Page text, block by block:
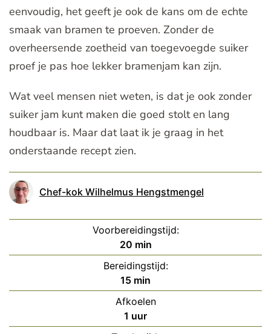
eenvoudig, het geeft je ook de kans om de echte
smaak van bramen te proeven. Zonder de
overheersende zoetheid van toegevoegde suiker
proef je pas hoe lekker bramenjam kan zijn.
Wat veel mensen niet weten, is dat je ook zonder
suiker jam kunt maken die goed stolt en lang
houdbaar is. Maar dat laat ik je graag in het
onderstaande recept zien.
Chef-kok Wilhelmus Hengstmengel
Voorbereidingstijd:
20minuten
min
Bereidingstijd:
15minuten
min
Afkoelen
1 uur
uur